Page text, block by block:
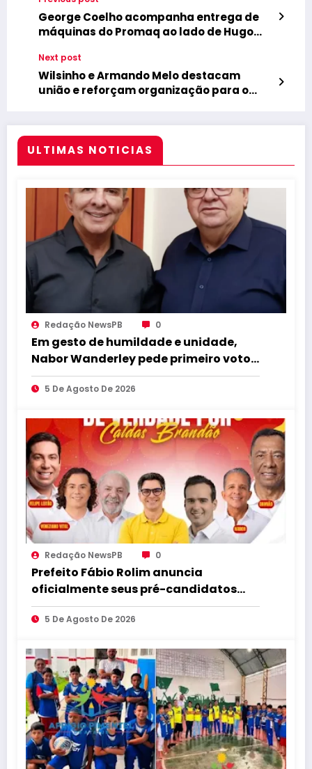
George Coelho acompanha entrega de
máquinas do Promaq ao lado de Hugo
fortalecimentos da agricultura nos
municípios paraibanos
Next post
Wilsinho e Armando Melo destacam
união e reforçam organização para o
ULTIMAS NOTICIAS
Redação NewsPB 0
Em gesto de humildade e unidade,
Nabor Wanderley pede primeiro voto
para João Azevêdo e reforça
compromisso com o projeto
5 De Agosto De 2026
Redação NewsPB 0
Prefeito Fábio Rolim anuncia
oficialmente seus pré-candidatos
para as eleições e afirma que escolha
é baseada em trabalho com o
Brandão-PB
5 De Agosto De 2026